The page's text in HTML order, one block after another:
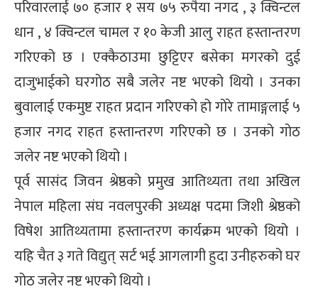
परिवारलाई ७० हजार १ सय ७५ रुपैया नगद , ३ क्विन्टल
धान , ४ क्विन्टल चामल र १० केजी आलु राहत हस्तान्तरण
गरिएको छ । एक्कैठाउमा छुट्टिएर बसेका मगरको दुई
दाजुभाईको घरगोठ सबै जलेर नष्ट भएको थियो । उनका
बुवालाई एकमुष्ट राहत प्रदान गरिएको हो गोरे तामाङ्गलाई ५
हजार नगद राहत हस्तान्तरण गरिएको छ । उनको गोठ
जलेर नष्ट भएको थियो ।
पूर्व सासंद जिवन श्रेष्ठको प्रमुख आतिथ्यता तथा अखिल
नेपाल महिला संघ नवलपुरकी अध्यक्ष पदमा जिशी श्रेष्ठको
विषेश आतिथ्यतामा हस्तान्तरण कार्यक्रम भएको थियो ।
यहि चैत ३ गते विद्युत् सर्ट भई आगलागी हुदा उनीहरुको घर
गोठ जलेर नष्ट भएको थियो ।